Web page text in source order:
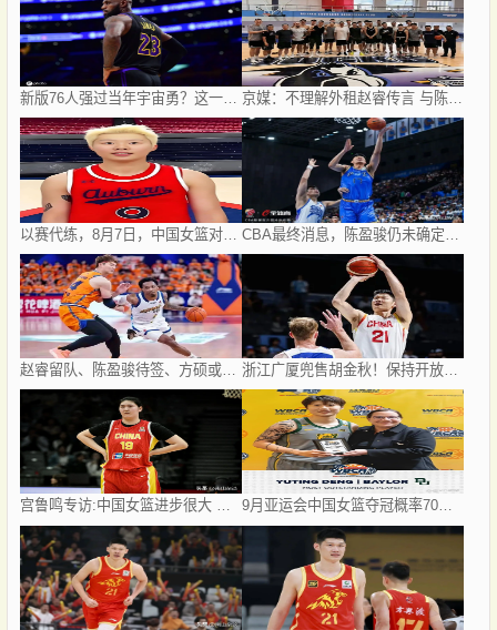
新版76人强过当年宇宙勇？这一次杜兰特错的离谱了 京媒：不理解外租赵睿传言 与陈盈骏续约仍未完成
宫鲁鸣专访:中国女篮进步很大 奥运会是最高目标 后续对手都是强队 9月亚运会中国女篮夺冠概率70%排名第一位